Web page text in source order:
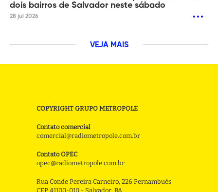
dois bairros de Salvador neste sábado
28 jul 2026
VEJA MAIS
COPYRIGHT GRUPO METROPOLE
Contato comercial
comercial@radiometropole.com.br
Contato OPEC
opec@radiometropole.com.br
Rua Conde Pereira Carneiro, 226 Pernambués
CEP 41100-010 - Salvador, BA